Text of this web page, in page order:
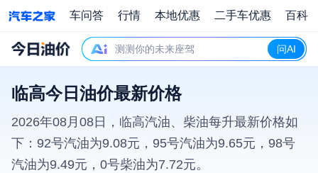
车问答 行情 本地优惠 二手车优惠 百科
测测你的未来座驾 问AI
临高今日油价最新价格
2026年08月08日 ， 临高汽油、柴油每升最新价格如
下：92号汽油为9.08元，95号汽油为9.65元，98号
汽油为9.49元，0号柴油为7.72元。